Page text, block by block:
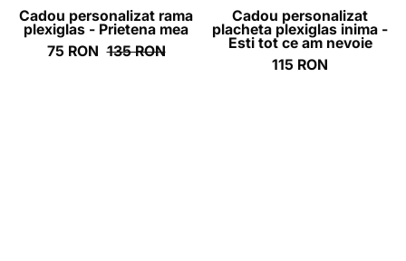
Cadou personalizat rama
plexiglas - Prietena mea
75 RON 135 RON
ce
am
nevoie
Cadou personalizat
placheta plexiglas inima -
Esti tot ce am nevoie
115 RON